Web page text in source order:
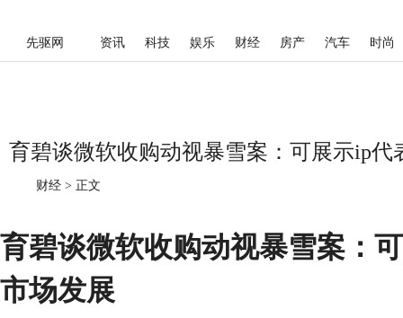
先驱网 资讯 科技 娱乐 财经 房产 汽车 时尚
育碧谈微软收购动视暴雪案：可展示ip
财经 > 正文
育碧谈微软收购动视暴雪案：
市场发展